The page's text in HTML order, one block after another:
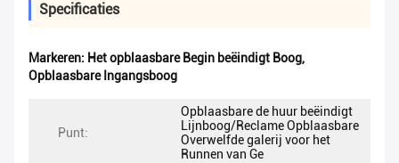
Specificaties
Markeren: Het opblaasbare Begin beëindigt Boog,
Opblaasbare Ingangsboog
Punt:
Opblaasbare de huur beëindigt
Lijnboog/Reclame Opblaasbare
Overwelfde galerij voor het
Runnen van Ge